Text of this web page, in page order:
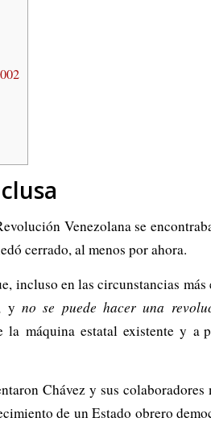
Venezolana se
cerrado, al menos por ahora.
incluso en las circunstancias
y no se puede hacer una
máquina estatal existente y a
Chávez y sus
de un Estado obrero